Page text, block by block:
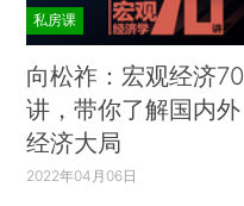
私房课
向松祚：宏观经济70
讲，带你了解国内外
经济大局
2022年04月06日